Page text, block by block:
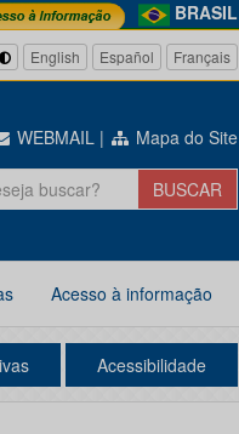
BRASIL
English Español Français
WEBMAIL | Mapa do Site
Acesso à informação
Acessibilidade